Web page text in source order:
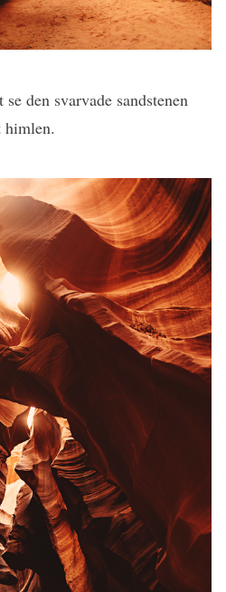
den svarvade sandstenen
himlen.